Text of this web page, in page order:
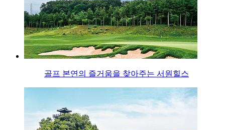
골프 본연의 즐거움을 찾아주는 서원힐스